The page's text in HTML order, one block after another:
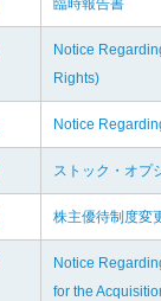
臨時報告書
Notice
Rights)
Notice
ストック・オプ
株主優待制度変
Notice
for the